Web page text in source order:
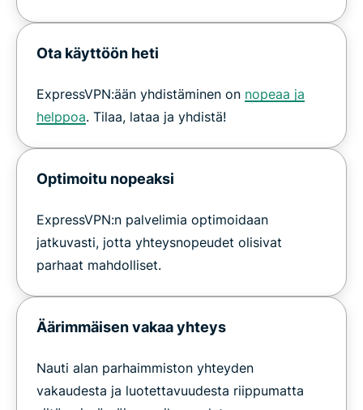
Ota käyttöön heti
ExpressVPN:ään yhdistäminen on nopeaa ja
helppoa. Tilaa, lataa ja yhdistä!
Optimoitu nopeaksi
ExpressVPN:n palvelimia optimoidaan
jatkuvasti, jotta yhteysnopeudet olisivat
parhaat mahdolliset.
Äärimmäisen vakaa yhteys
Nauti alan parhaimmiston yhteyden
vakaudesta ja luotettavuudesta riippumatta